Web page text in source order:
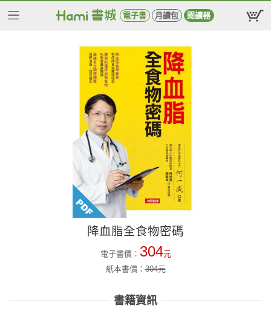
電子書 月讀包 閱讀器
降血脂全食物密碼
電子書價： 304元
紙本書價：304元
書籍資訊